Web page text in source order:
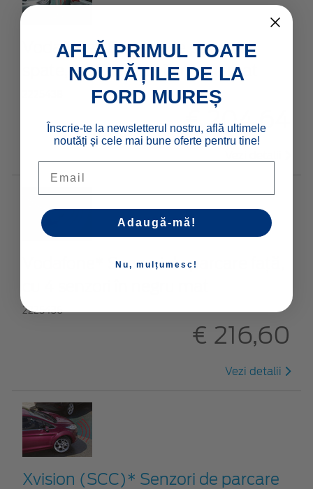
Vodafone* Senzori de parcare
spate, cu 4 senzori în negru mat
€ 204,64
Vodafone* Senzori de parcare față,
2225436
€ 216,60
Vezi detalii
Xvision (SCC)* Senzori de parcare
AFLĂ PRIMUL TOATE
NOUTĂȚILE DE LA
FORD MUREȘ
Înscrie-te la newsletterul nostru, află ultimele
noutăți și cele mai bune oferte pentru tine!
Adaugă-mă!
Nu, mulțumesc!